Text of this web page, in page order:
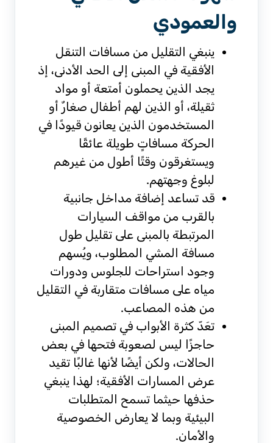
والعمودي
ينبغي التقليل من مسافات التنقل
الأفقية في المبنى إلى الحد الأدنى، إذ
يجد الذين يحملون أمتعة أو مواد
ثقيلة، أو الذين لهم أطفال صغارٌ أو
المستخدمون الذين يعانون قيودًا في
الحركة مسافاتٍ طويلة عائقًا
ويستغرقون وقتًا أطول من غيرهم
لبلوغ وجهتهم.
قد تساعد إضافة مداخل جانبية
بالقرب من مواقف السيارات
المرتبطة بالمبنى على تقليل طول
مسافة المشي المطلوب، ويُسهم
وجود استراحات للجلوس ودورات
مياه على مسافات متقاربة في التقليل
من هذه المصاعب.
تعَدّ كثرة الأبواب في تصميم المبنى
حاجزًا ليس لصعوبة فتحها في بعض
الحالات، ولكن أيضًا لأنها غالبًا تقيد
عرض المسارات الأفقية؛ لهذا ينبغي
حذفها حيثما تسمح المتطلبات
البيئية وبما لا يعارض الخصوصية
والأمان.